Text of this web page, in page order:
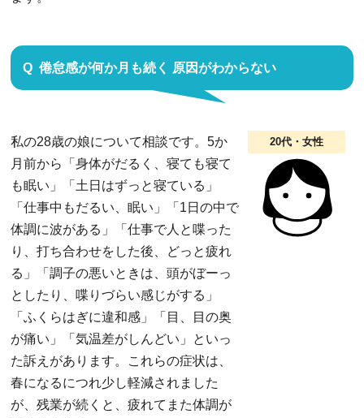
倦怠感が何か月も続く 原因がわからない
20代・女性
私の28歳の娘について相談です。5か
月前から「身体がだるく、寝ても寝て
も眠い」「土日はずっと寝ている」
「仕事中もだるい、眠い」「1日の中で
体調に波がある」「仕事で人と喋った
り、打ち合わせをした後、どっと疲れ
る」「調子の悪いときは、頭がぼーっ
としたり、喋りづらい感じがする」
「ふくらはぎに違和感」「目、目の奥
が痛い」「気温差がしんどい」といっ
た訴えがあります。これらの症状は、
春になるにつれ少し軽減されました
が、残業が続くと、疲れてまた体調が